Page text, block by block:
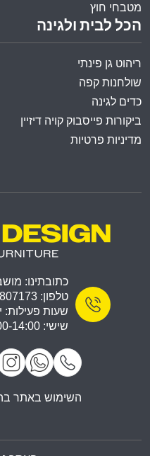
הכל לבית ולגינה
ריהוט גן פינתי
שולחנות קפה
כדים לגינה
ביקורות פייסבוק קויה דיזיין
מדיניות פרטיות
מטבחי חוץ
כתובתינו:
טלפון: 04-9807173 | פקס: 04-8550248
שעות פעילות: ימים
שישי: 9:00-14:00 | שבת: סגור
השימוש באתר